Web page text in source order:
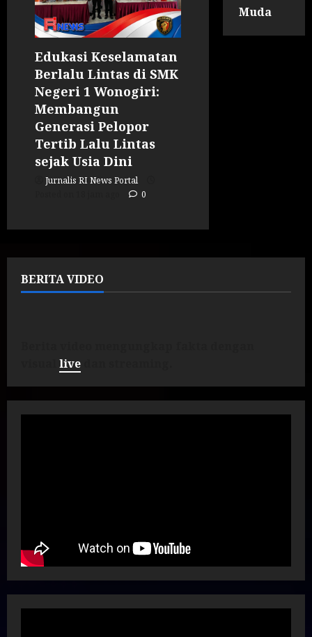
Edukasi Keselamatan
Berlalu Lintas di SMK
Negeri 1 Wonogiri:
Membangun
Generasi Pelopor
Tertib Lalu Lintas
sejak Usia Dini
Jurnalis RI News Portal
0
Muda
BERITA VIDEO
live